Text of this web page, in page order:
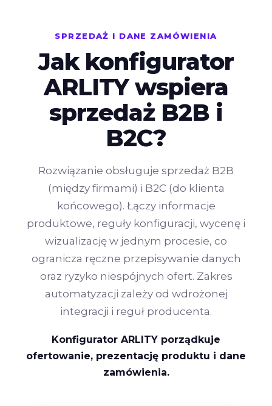
SPRZEDAŻ I DANE ZAMÓWIENIA
Jak konfigurator
ARLITY wspiera
sprzedaż B2B i
B2C?
Rozwiązanie obsługuje sprzedaż B2B
(między firmami) i B2C (do klienta
końcowego). Łączy informacje
produktowe, reguły konfiguracji, wycenę i
wizualizację w jednym procesie, co
ogranicza ręczne przepisywanie danych
oraz ryzyko niespójnych ofert. Zakres
automatyzacji zależy od wdrożonej
integracji i reguł producenta.
Konfigurator ARLITY porządkuje
ofertowanie, prezentację produktu i dane
zamówienia.